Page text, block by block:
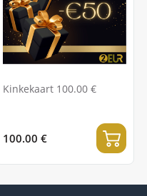
Kinkekaart 100.00 €
100.00 €